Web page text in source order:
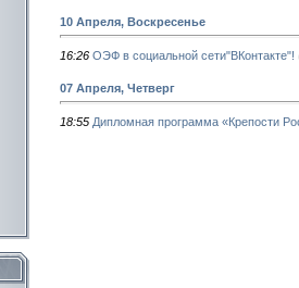
10 Апреля, Воскресенье
16:26 ОЭФ в социальной сети"ВКонтакте"!
07 Апреля, Четверг
18:55 Дипломная программа «Крепости